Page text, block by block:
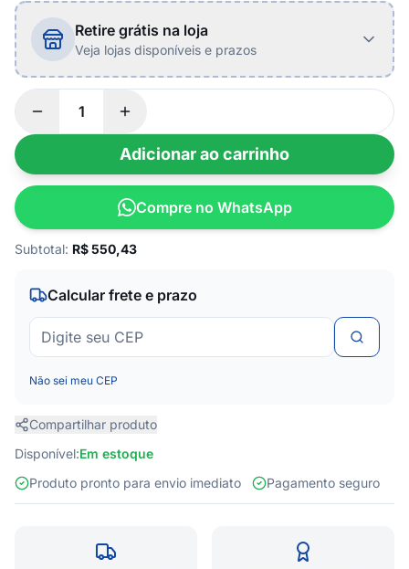
Retire grátis na loja
Veja lojas disponíveis e prazos
Adicionar ao carrinho
Compre no WhatsApp
Subtotal: R$550,43
Calcular frete e prazo
Não sei meu CEP
Compartilhar produto
Disponível:Em estoque
Produto pronto para envio imediato
Pagamento seguro